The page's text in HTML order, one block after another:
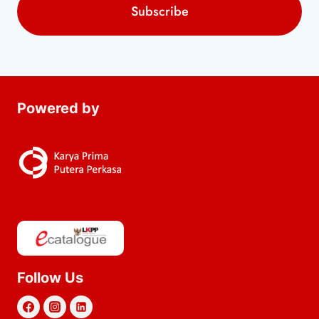
Powered by
Follow Us